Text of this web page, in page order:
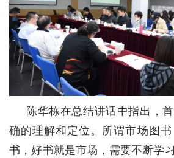
陈华栋在总结讲话中指出，
确的理解和定位。所谓市场图
书，好书就是市场，需要不断学